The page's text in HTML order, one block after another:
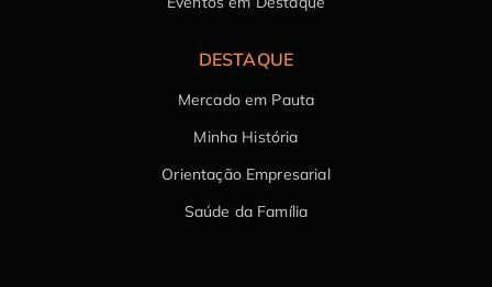
DESTAQUE
Mercado em Pauta
Minha História
Orientação Empresarial
Saúde da Família